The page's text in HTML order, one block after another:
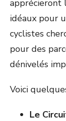
apprécieront
idéaux pour
cyclistes
pour des
dénivelés
Voici
Le